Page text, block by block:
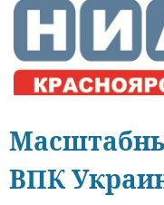
ВПК